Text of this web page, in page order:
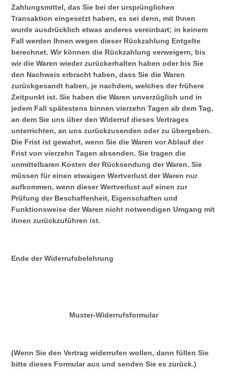
Zahlungsmittel, das Sie bei der ursprünglichen
Transaktion eingesetzt haben, es sei denn, mit Ihnen
wurde ausdrücklich etwas anderes vereinbart; in keinem
Fall werden Ihnen wegen dieser Rückzahlung Entgelte
berechnet. Wir können die Rückzahlung verweigern, bis
wir die Waren wieder zurückerhalten haben oder bis Sie
den Nachweis erbracht haben, dass Sie die Waren
zurückgesandt haben, je nachdem, welches der frühere
Zeitpunkt ist. Sie haben die Waren unverzüglich und in
jedem Fall spätestens binnen vierzehn Tagen ab dem Tag,
an dem Sie uns über den Widerruf dieses Vertrages
unterrichten, an uns zurückzusenden oder zu übergeben.
Die Frist ist gewahrt, wenn Sie die Waren vor Ablauf der
Frist von vierzehn Tagen absenden. Sie tragen die
unmittelbaren Kosten der Rücksendung der Waren. Sie
müssen für einen etwaigen Wertverlust der Waren nur
aufkommen, wenn dieser Wertverlust auf einen zur
Prüfung der Beschaffenheit, Eigenschaften und
Funktionsweise der Waren nicht notwendigen Umgang mit
ihnen zurückzuführen ist.
Ende der Widerrufsbelehrung
Muster-Widerrufsformular
(Wenn Sie den Vertrag widerrufen wollen, dann füllen Sie
bitte dieses Formular aus und senden Sie es zurück.)